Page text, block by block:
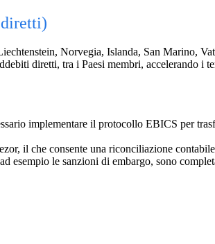
Norvegia, Islanda, San Marino,
diretti, tra i Paesi membri, accelerando i
implementare il protocollo EBICS per
il che consente una riconciliazione
esempio le sanzioni di embargo, sono